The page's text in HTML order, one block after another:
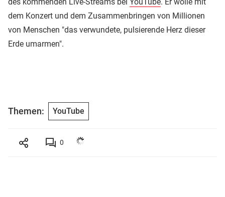
dem Konzert und dem Zusammenbringen von Millionen
von Menschen "das verwundete, pulsierende Herz dieser
Erde umarmen".
Themen: YouTube
0